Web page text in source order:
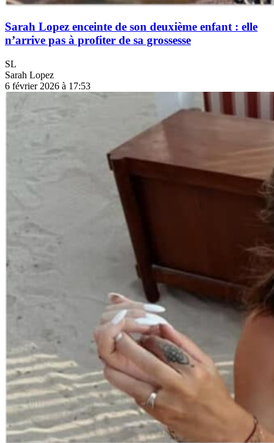
Sarah Lopez enceinte de son deuxième enfant : elle
n’arrive pas à profiter de sa grossesse
SL
Sarah Lopez
6 février 2026 à 17:53